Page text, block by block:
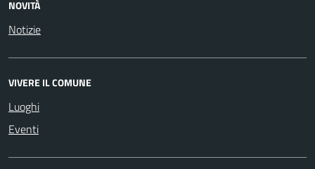
NOVITÀ
Notizie
VIVERE IL COMUNE
Luoghi
Eventi